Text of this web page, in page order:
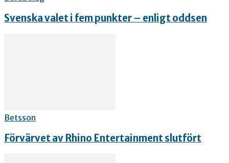
Svenska valet i fem punkter – enligt oddsen
Betsson
Förvärvet av Rhino Entertainment slutfört